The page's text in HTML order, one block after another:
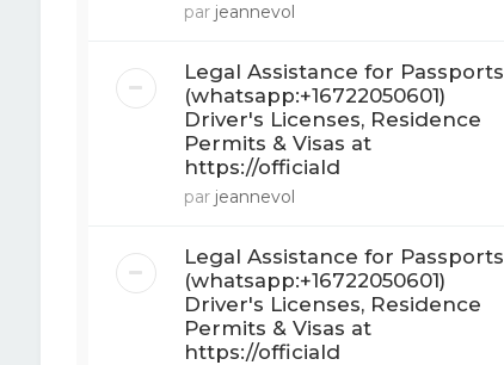
par jeannevol
Legal Assistance for Passports
(whatsapp:+16722050601)
Driver's Licenses, Residence
Permits & Visas at
https://officiald
par jeannevol
Legal Assistance for Passports
(whatsapp:+16722050601)
Driver's Licenses, Residence
Permits & Visas at
https://officiald